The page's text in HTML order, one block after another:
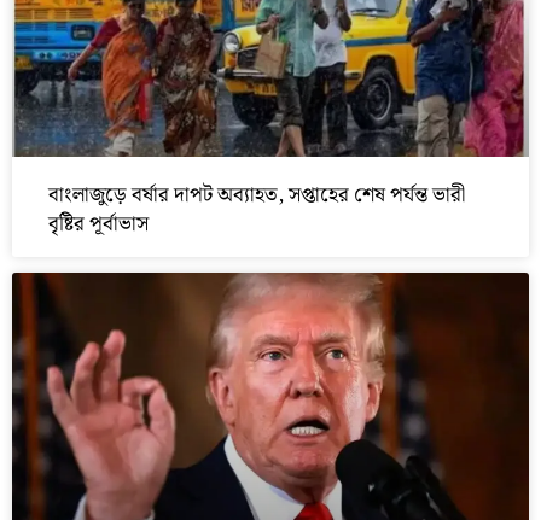
বাংলাজুড়ে বর্ষার দাপট অব্যাহত, সপ্তাহের শেষ পর্যন্ত ভারী
বৃষ্টির পূর্বাভাস